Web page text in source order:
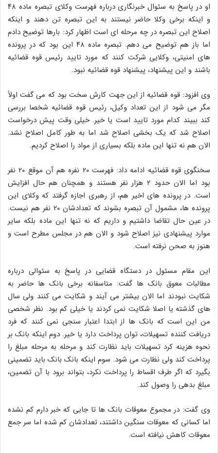
او در پاسخ به سئوال خبرنگاری درباره فهرست وکلای تبصره ماده ۴۸
و اینکه برخی وکلا حاضر نیستند به این تبصره تن دهند و اینکه
اصلاح این تبصره در چه مرحله ای است اظهار کرد: بارها توضیح دادم
اما باز هم توضیح می دهم. تبصره ماده ۴۸ این بود که در پرونده
های امنیتی، وکلایی شرکت کنند که مورد تایید رئیس قوه قضائیه
باشند و این پیشنهاد، پیشنهاد قوه قضائیه نبود.
وی افزود: قوه قضائیه از این جهت کارش سخت بود که می گفت اولاً
مگر می شود از این تعداد وکیل، رئیس قوه قضائیه شخصا بررسی
کند ببیند کدام مورد تایید است یا خیر. خیلی وقت پیش درخواست
اصلاح شد که یک بخشی اصلاح شد اما به طور کامل اصلاح نشد.
الان هم نه تنها این ماده بلکه بسیاری از مواد را اصلاح کردیم.
سخنگوی قوه قضائیه ادامه داد: فهرست ۲۰ نفره هم آن موقع ۲۰ نفر
بود اما الان حدود ۲ هزار نفر هستند و همچنان هم حال افزایش
است. در پرونده های اخیر هم، از رهبری اجازه گرفتد که وکلای این
پرونده ها، مشمول آن تبصره بشوند که تعدادشان ۲۰ نفر هم نیست.
در عین حال تقاضا داشتیم و داریم که نه تنها این ماده بلکه سایر
موارد پیشنهادی نیز اصلاح شود و الان هم در مجلس مطرح است و
هنوز به صحن نرفته است.
این مقام مسئول در دستگاه قضایی در پاسخ به سئوالی درباره
مطالبات معوق بانک ها گفت: متاسفانه برخی بانک ها حاضر به
شکایت نبودند اما الان بیشتر می آیند و شکایت می کنند ولی سال
های گذشته یا اصلا شکایت نمی کردند یا خیلی کم بود. نظر شخصی
من این است که بانک ها از ابتدا اعتبار سنجی نمی کنند که فرد
دریافت کننده تسهیلات، توان پرداخت دارد یا خیر. دوم اینکه بانک بر
نحوه هزینه کرد تسهیلات باید نظارت کند و مرحله به مرحله مبلغ را
پرداخت کند ولی نظارت می شود. سوم اینکه بانک بانک باید تضمینی
بگیرد که اگر طرف اقساط را پرداخت نکرد، بتواند برود با آن تضمین،
مبلغ بدهی را وصول کند.
وی گفت: در مجموع معوقات بانک ها تا جایی که خبر دارم کم نشده
اما کسانی که معوقات سنگین داشتند، تعدادشان کم شده اما سر جمع
معوقات کاهش نیافته است.